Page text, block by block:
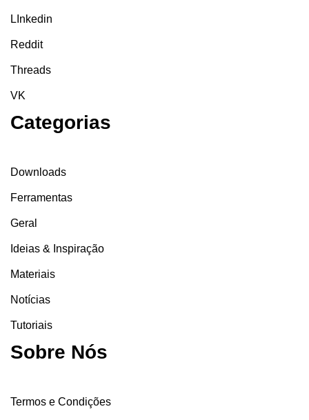
LInkedin
Reddit
Threads
VK
Categorias
Downloads
Ferramentas
Geral
Ideias & Inspiração
Materiais
Notícias
Tutoriais
Sobre Nós
Termos e Condições